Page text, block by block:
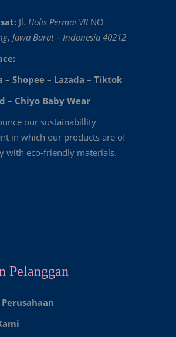
Jl. Holis Permai VII NO
, Jawa Barat – Indonesia 40212
– Shopee – Lazada – Tiktok
– Chiyo Baby Wear
our sustainabillity
in which our products are of
with eco-friendly materials.
Pelanggan